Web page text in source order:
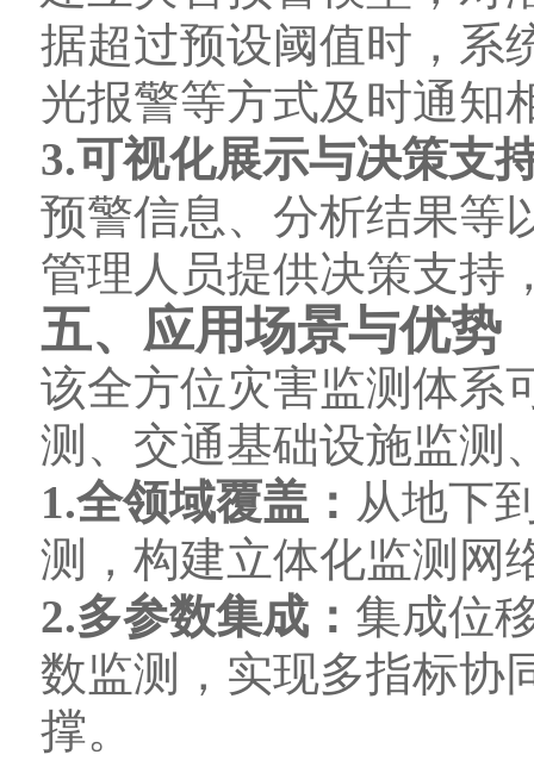
据超过预设阈值时，系
光报警等方式及时通知
3.可视化展示与决策支
预警信息、分析结果等
管理人员提供决策支持
五、应用场景与优势
该全方位灾害监测体系
测、交通基础设施监测
1.全领域覆盖： 从地下
测，构建立体化监测网
2.多参数集成： 集成位
数监测，实现多指标协
撑。